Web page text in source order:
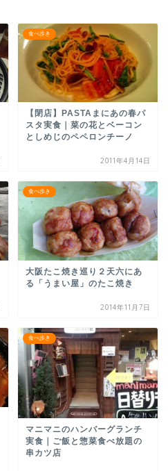
食べ歩き
【閉店】PASTAまにあの春パ
スタ実食｜菜の花とベーコン
としめじのペペロンチーノ
2011年4月14日
食べ歩き
大阪たこ焼き巡り２天六にあ
る「うまい屋」のたこ焼き
2014年11月7日
食べ歩き
マニマニのハンバーグランチ
実食｜ご飯と惣菜食べ放題の
串カツ店